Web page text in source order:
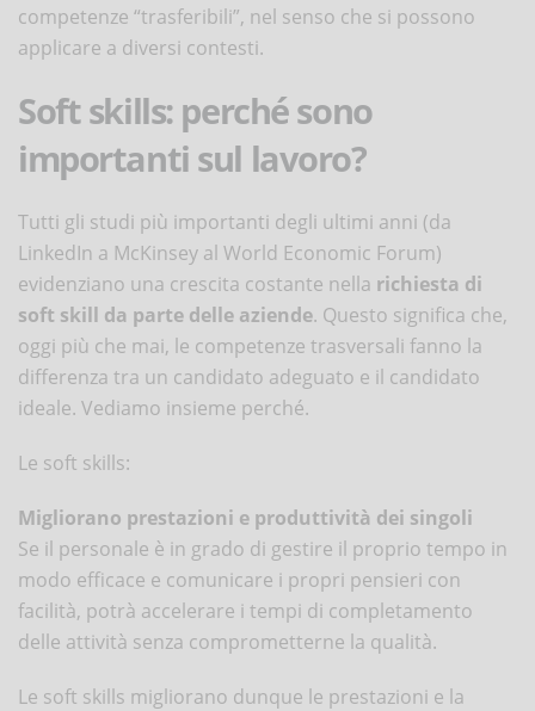
competenze “trasferibili”, nel senso che si possono
applicare a diversi contesti.
Soft skills: perché sono
importanti sul lavoro?
Tutti gli studi più importanti degli ultimi anni (da
LinkedIn a McKinsey al World Economic Forum)
evidenziano una crescita costante nella richiesta di
soft skill da parte delle aziende. Questo significa che,
oggi più che mai, le competenze trasversali fanno la
differenza tra un candidato adeguato e il candidato
ideale. Vediamo insieme perché.
Le soft skills:
Migliorano prestazioni e produttività dei singoli
Se il personale è in grado di gestire il proprio tempo in
modo efficace e comunicare i propri pensieri con
facilità, potrà accelerare i tempi di completamento
delle attività senza comprometterne la qualità.
Le soft skills migliorano dunque le prestazioni e la